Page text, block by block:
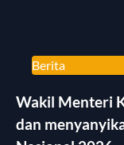
Berita
Wakil Menteri
dan